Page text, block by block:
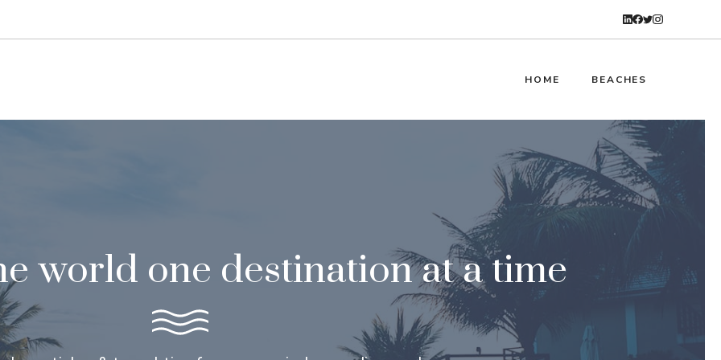
HOME BEACHES
world one destination at a time